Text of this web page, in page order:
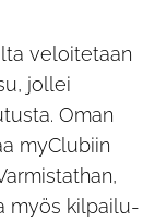
veloitetaan
jollei
Oman
myClubiin
myös kilpailu-